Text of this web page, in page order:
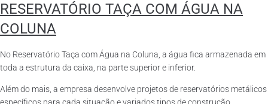
RESERVATÓRIO TAÇA COM ÁGUA NA
COLUNA
No Reservatório Taça com Água na Coluna, a água fica armazenada em
toda a estrutura da caixa, na parte superior e inferior.
Além do mais, a empresa desenvolve projetos de reservatórios metálicos